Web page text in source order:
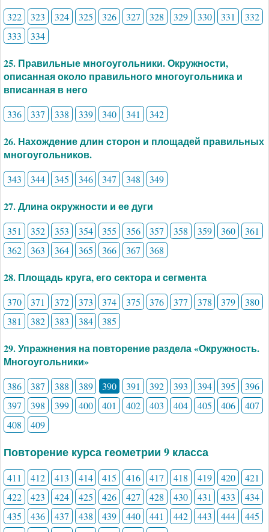
322 323 324 325 326 327 328 329 330 331
332
333
334
25. Правильные многоугольники. Окружности,
описанная около правильного многоугольника и
вписанная в него
336 337 338 339 340 341 342
26. Нахождение длин сторон и площадей правильных
многоугольников.
343 344 345 346 347 348 349
27. Длина окружности и ее дуги
351 352 353 354 355 356 357 358 359 360
361
362
363 364 365 366 367 368
28. Площадь круга, его сектора и сегмента
370 371 372 373 374 375 376 377 378 379
380
381
382 383 384 385
29. Упражнения на повторение раздела «Окружность.
Многоугольники»
386 387 388 389 390 391 392 393 394 395
396
397
398 399 400 401 402 403 404 405 406
407
408
409
Повторение курса геометрии 9 класса
411 412 413 414 415 416 417 418 419 420
421
422
423 424 425 426 427 428 430 431 433
434
435
436 437 438 439 440 441 442 443 444
445